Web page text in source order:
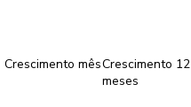
Crescimento mêsCrescimento 12
meses